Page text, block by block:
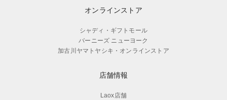
オンラインストア
シャディ・ギフトモール
バーニーズ ニューヨーク
加古川ヤマトヤシキ・オンラインストア
店舗情報
Laox店舗